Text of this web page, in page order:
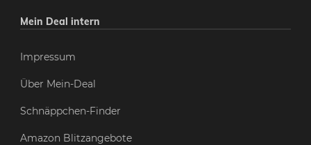
Mein Deal intern
Impressum
Über Mein-Deal
Schnäppchen-Finder
Amazon Blitzangebote